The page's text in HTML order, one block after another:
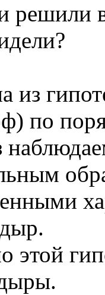
решили
из
по
этой